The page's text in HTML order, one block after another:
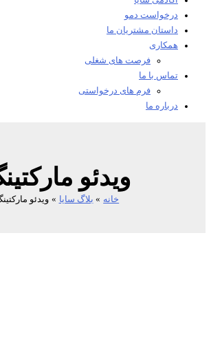
درخواست دمو
داستان مشتریان ما
همکاری
فرصت های شغلی
تماس با ما
فرم های درخواستی
درباره ما
ویدئو مارکتینگ
بلاگ سایا ویدئو مارکتینگ